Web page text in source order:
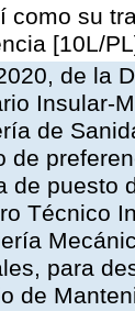
como su
[10L/
de la
Insular-
de
de
de puesto
Técnico
para
de